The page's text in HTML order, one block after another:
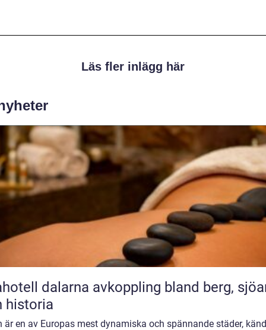
Läs fler inlägg här
avkoppling bland berg, sjöar
historia
är en av Europas mest dynamiska och spännande städer,